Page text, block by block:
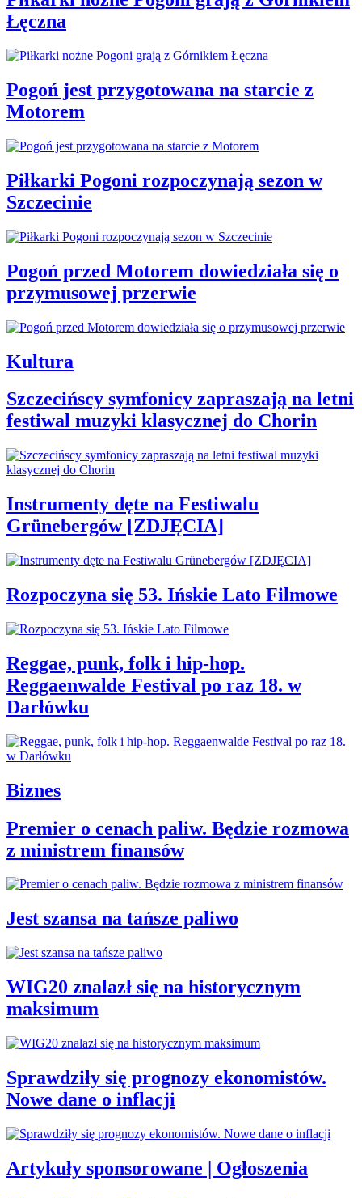
Łęczna
Pogoń jest przygotowana na starcie z
Motorem
Piłkarki Pogoni rozpoczynają sezon w
Szczecinie
Pogoń przed Motorem dowiedziała się o
przymusowej przerwie
Kultura
Szczecińscy symfonicy zapraszają na letni
festiwal muzyki klasycznej do Chorin
Instrumenty dęte na Festiwalu
Grünebergów [ZDJĘCIA]
Rozpoczyna się 53. Ińskie Lato Filmowe
Reggae, punk, folk i hip-hop.
Reggaenwalde Festival po raz 18. w
Darłówku
Biznes
Premier o cenach paliw. Będzie rozmowa
z ministrem finansów
Jest szansa na tańsze paliwo
WIG20 znalazł się na historycznym
maksimum
Sprawdziły się prognozy ekonomistów.
Nowe dane o inflacji
Artykuły sponsorowane | Ogłoszenia